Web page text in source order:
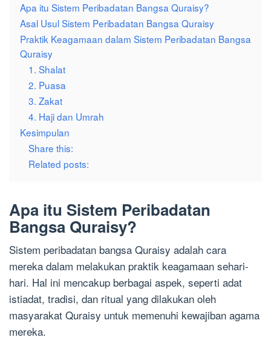
Apa itu Sistem Peribadatan Bangsa Quraisy?
Asal Usul Sistem Peribadatan Bangsa Quraisy
Praktik Keagamaan dalam Sistem Peribadatan Bangsa
Quraisy
1. Shalat
2. Puasa
3. Zakat
4. Haji dan Umrah
Kesimpulan
Share this:
Related posts:
Apa itu Sistem Peribadatan
Bangsa Quraisy?
Sistem peribadatan bangsa Quraisy adalah cara
mereka dalam melakukan praktik keagamaan sehari-
hari. Hal ini mencakup berbagai aspek, seperti adat
istiadat, tradisi, dan ritual yang dilakukan oleh
masyarakat Quraisy untuk memenuhi kewajiban agama
mereka.